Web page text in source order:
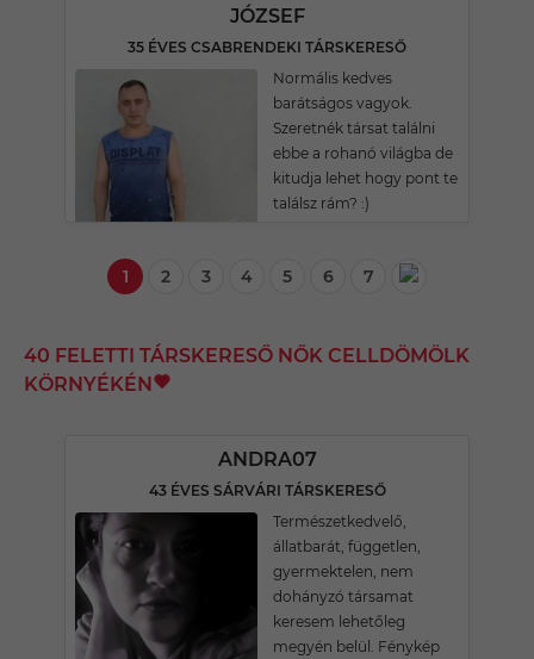
JÓZSEF
35 ÉVES CSABRENDEKI TÁRSKERESŐ
Normális kedves
barátságos vagyok.
Szeretnék társat találni
ebbe a rohanó világba de
kitudja lehet hogy pont te
találsz rám? :)
1 2 3 4 5 6 7
40 FELETTI TÁRSKERESŐ NŐK CELLDÖMÖLK
KÖRNYÉKÉN
ANDRA07
43 ÉVES SÁRVÁRI TÁRSKERESŐ
Természetkedvelő,
állatbarát, független,
gyermektelen, nem
dohányzó társamat
keresem lehetőleg
megyén belül. Fénykép